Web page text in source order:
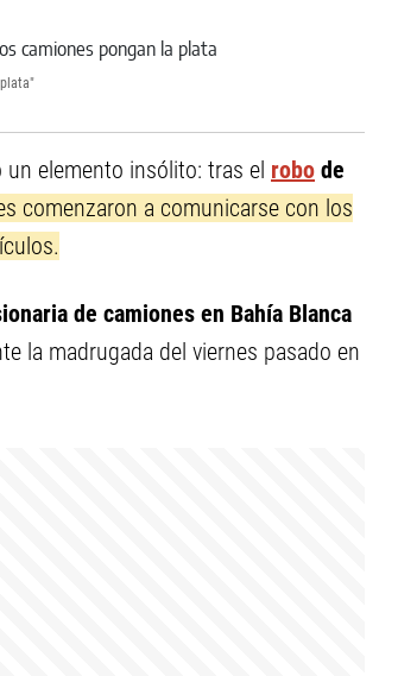
un elemento insólito: tras el robo de
comenzaron a comunicarse con los
de camiones en Bahía Blanca
la madrugada del viernes pasado en